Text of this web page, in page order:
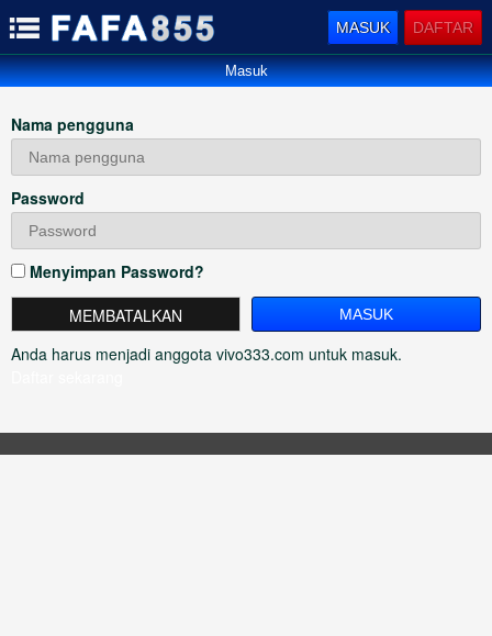
MASUK DAFTAR
Masuk
Nama pengguna
Password
Menyimpan Password?
MEMBATALKAN
Anda harus menjadi anggota vivo333.com untuk masuk.